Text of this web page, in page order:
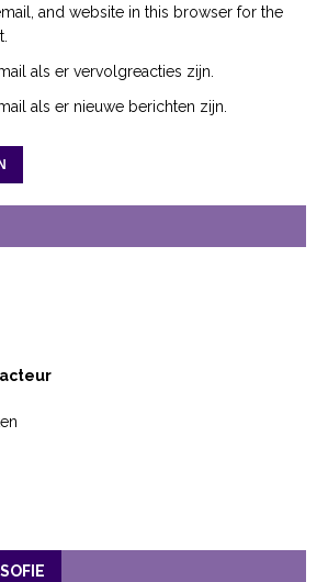
and website in this browser for the
als er vervolgreacties zijn.
als er nieuwe berichten zijn.